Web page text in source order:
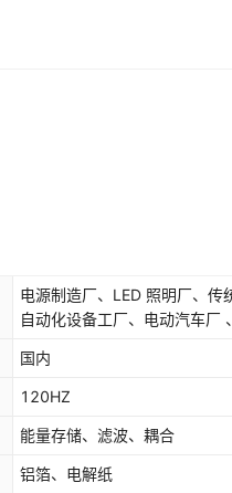
电源制造厂、LED 照明厂、
自动化设备工厂、电动汽车厂 、
国内
120HZ
能量存储、滤波、耦合
铝箔、电解纸